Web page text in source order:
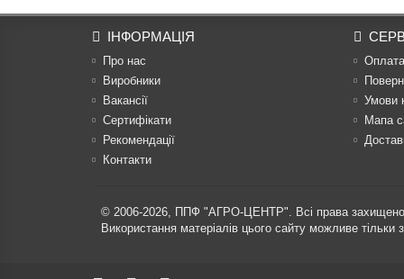
ІНФОРМАЦІЯ
Про нас
Виробники
Вакансії
Сертифікати
Рекомендації
Контакти
Оплата
Умови
Мапа
© 2006-2026, ППФ "АГРО-ЦЕНТР". Всі права
Використання матеріалів цього сайту можливе